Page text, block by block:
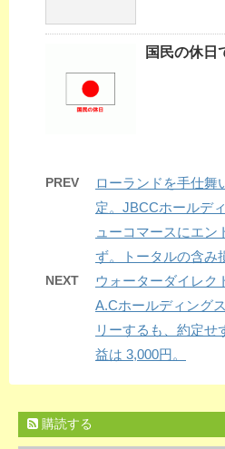
国民の休日
PREV
ローランドを手仕舞
定。JBCCホールデ
ューコマースにエン
ず。トータルの含み
NEXT
ウォーターダイレク
A.Cホールディング
リーするも、約定せ
益は 3,000円。
購読する